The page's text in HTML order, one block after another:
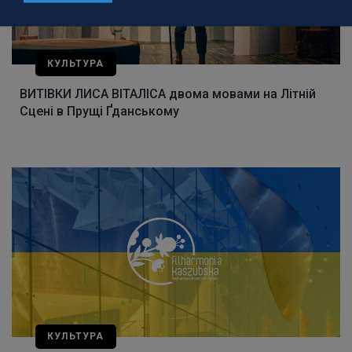
КУЛЬТУРА
ВИТІВКИ ЛИСА ВІТАЛІСА двома мовами на Літній
Сцені в Прущі Ґданському
КУЛЬТУРА